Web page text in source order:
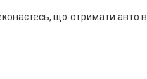
що отримати авто в